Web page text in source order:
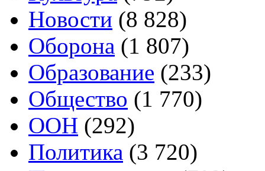
Новости (8 828)
Оборона (1 807)
Образование (233)
Общество (1 770)
ООН (292)
Политика (3 720)